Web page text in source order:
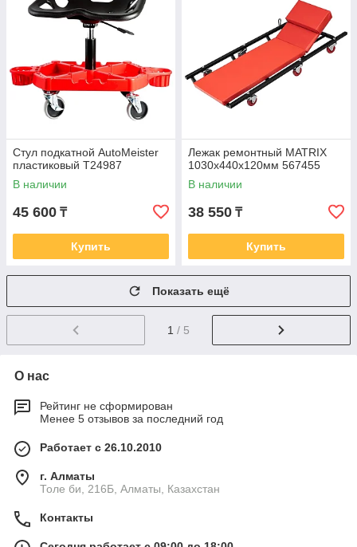
Стул подкатной AutoMeister
пластиковый T24987
В наличии
45 600 ₸
Купить
Лежак ремонтный MATRIX
1030х440х120мм 567455
В наличии
38 550 ₸
Купить
Показать ещё
1 / 5
О нас
Рейтинг не сформирован
Менее 5 отзывов за последний год
Работает с 26.10.2010
г. Алматы
Толе би, 216Б, Алматы, Казахстан
Контакты